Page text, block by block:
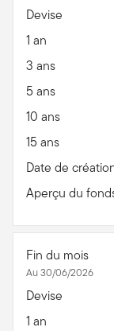
Devise
1 an
3 ans
5 ans
10 ans
15 ans
Date de
Aperçu du
Fin du mois
Au 30/06/2026
Devise
1 an